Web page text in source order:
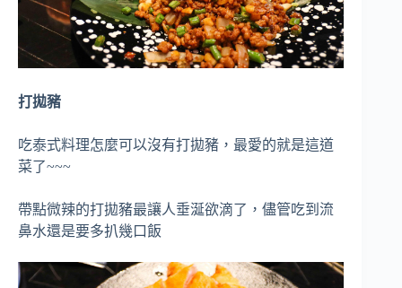
打拋豬
吃泰式料理怎麼可以沒有打拋豬，最愛的就是這道
菜了~~~
帶點微辣的打拋豬最讓人垂涎欲滴了，儘管吃到流
鼻水還是要多扒幾口飯